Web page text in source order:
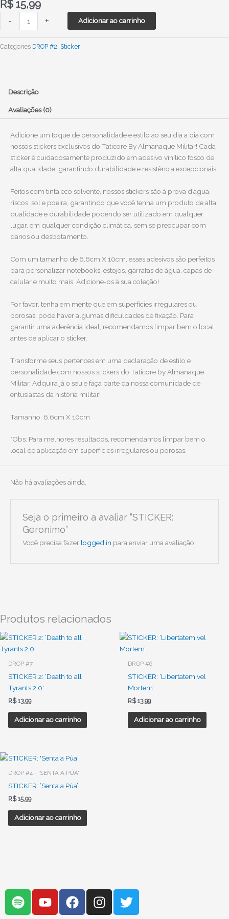
R$ 15,99
-
Geronimo
quantidade
+ Adicionar ao carrinho
Categories DROP #2, Sticker
Descrição
Avaliações (0)
Adicione um toque de personalidade e estilo ao seu dia a dia com
nossos stickers exclusivos do Taticore By Almanaque Militar! Cada
sticker é cuidadosamente produzido em adesivo vinílico fosco de
alta qualidade, garantindo durabilidade e resistência excepcionais.
Feitos com tinta eco solvente, nossos stickers são à prova d’água,
riscos, sol e poeira, garantindo que você tenha um produto de alta
qualidade e durabilidade podendo ser utilizado em qualquer
lugar, em qualquer condição climática, sem se preocupar com
danos ou desbotamento.
Com um tamanho de 6,6cm X 10cm, esses adesivos são perfeitos
para personalizar notebooks, estojos, garrafas de água, capas de
celular e muito mais. Adicione-os à sua coleção!
Por favor, tenha em mente que em superfícies irregulares ou
porosas, pode haver algumas dificuldades de fixação. Para
garantir uma aderência ideal, recomendamos limpar bem o local
antes de aplicar o sticker.
Transforme seus pertences em uma declaração de estilo e
personalidade com nossos stickers do Taticore by Almanaque
Militar. Adquira já o seu e faça parte da nossa comunidade de
entusiastas da história militar!
Tamanho: 6,6cm X 10cm
*Obs: Para melhores resultados, recomendamos limpar bem o
local de aplicação em superfícies irregulares ou porosas.
Não há avaliações ainda.
Seja o primeiro a avaliar “STICKER:
Geronimo”
Você precisa fazer logged in para enviar uma avaliação.
Produtos relacionados
DROP #7
STICKER 2: ‘Death to all
Tyrants 2.0′
R$13,99
Adicionar ao carrinho
DROP #6
STICKER: ‘Libertatem vel
Mortem’
R$13,99
Adicionar ao carrinho
DROP #4 - 'SENTA A PÚA'
STICKER: ‘Senta a Púa’
R$15,99
Adicionar ao carrinho
S
p
Y
o
F
a
I
n
T
w